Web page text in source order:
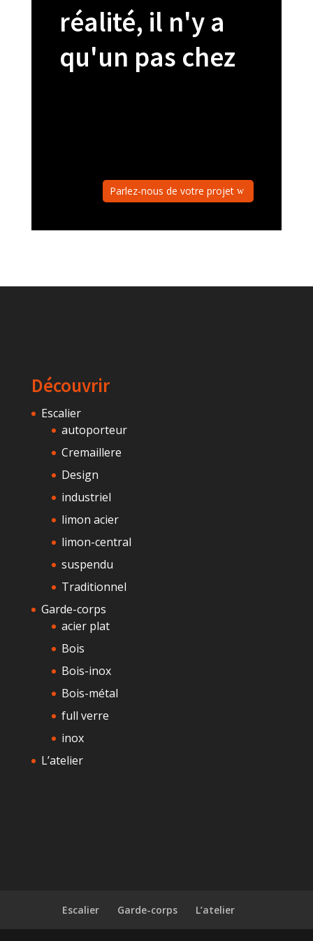
réalité, il n'y a
qu'un pas chez
Parlez-nous de votre projet
Découvrir
Escalier
autoporteur
Cremaillere
Design
industriel
limon acier
limon-central
suspendu
Traditionnel
Garde-corps
acier plat
Bois
Bois-inox
Bois-métal
full verre
inox
L’atelier
Escalier Garde-corps L’atelier